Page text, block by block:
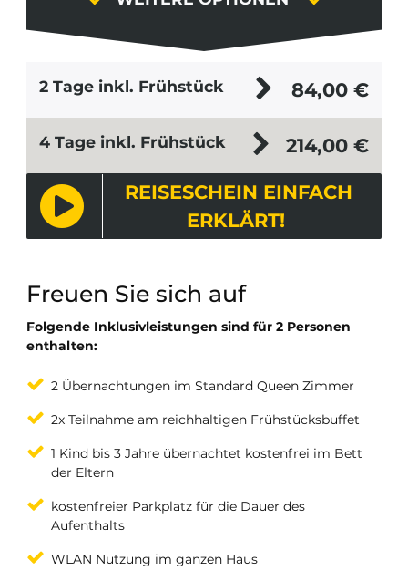
Freuen Sie sich auf
Folgende Inklusivleistungen sind für 2 Personen
enthalten:
2 Übernachtungen im Standard Queen Zimmer
2x Teilnahme am reichhaltigen Frühstücksbuffet
1 Kind bis 3 Jahre übernachtet kostenfrei im Bett
der Eltern
kostenfreier Parkplatz für die Dauer des
Aufenthalts
WLAN Nutzung im ganzen Haus
2 Tage inkl. Frühstück 84,00 €
4 Tage inkl. Frühstück 214,00 €
REISESCHEIN EINFACH
ERKLÄRT!